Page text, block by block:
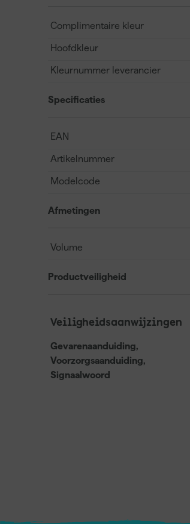
Complimentaire kleur
Hoofdkleur
Kleurnummer leverancier
Specificaties
EAN
Artikelnummer
Modelcode
Afmetingen
Volume
Productveiligheid
Veiligheidsaanwijzingen
Gevarenaanduiding,
Voorzorgsaanduiding,
Signaalwoord